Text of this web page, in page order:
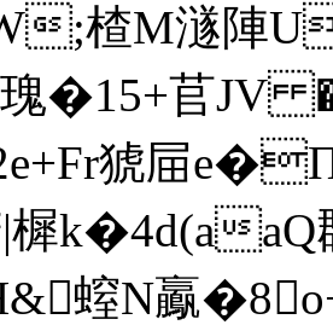
;楂M澻陣U
瑰�15+苢
猇屇
|樨k�4d(a
螲N鸁